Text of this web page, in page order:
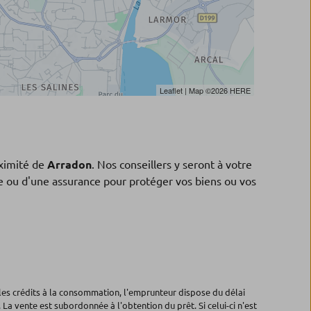
Leaflet | Map ©2026 HERE
de Arradon. Nos conseillers y seront à votre
d'une assurance pour protéger vos biens ou vos
crédits à la consommation, l'emprunteur dispose du délai
vente est subordonnée à l'obtention du prêt. Si celui-ci n'est